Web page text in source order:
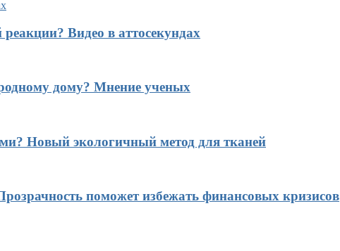
Видео в аттосекундах
дому? Мнение ученых
Новый экологичный метод для тканей
поможет избежать финансовых кризисов